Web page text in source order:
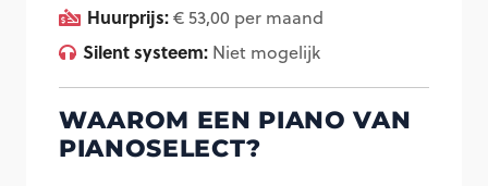
Huurprijs:€ 53,00 per maand
Silent systeem: Niet mogelijk
WAAROM EEN PIANO VAN
PIANOSELECT?